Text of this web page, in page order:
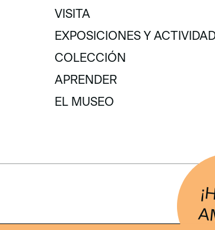
VISITA
VISITA
EXPOSICIONES Y
EXPOSICIONES Y
COLECCIÓN
COLECCIÓN
APRENDER
APRENDER
EL MUSEO